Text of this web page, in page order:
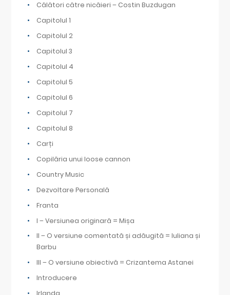
Călători către nicăieri – Costin Buzdugan
Capitolul 1
Capitolul 2
Capitolul 3
Capitolul 4
Capitolul 5
Capitolul 6
Capitolul 7
Capitolul 8
Carți
Copilăria unui loose cannon
Country Music
Dezvoltare Personală
Franta
I – Versiunea originară = Mișa
II – O versiune comentată și adăugită = Iuliana și
Barbu
III – O versiune obiectivă = Crizantema Astanei
Introducere